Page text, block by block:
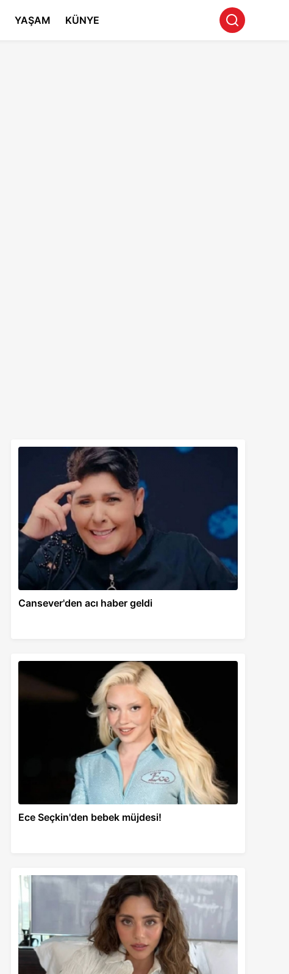
YAŞAM KÜNYE
Cansever'den acı haber geldi
Ece Seçkin'den bebek müjdesi!